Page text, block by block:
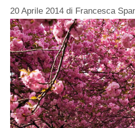
20 Aprile 2014 di Francesca